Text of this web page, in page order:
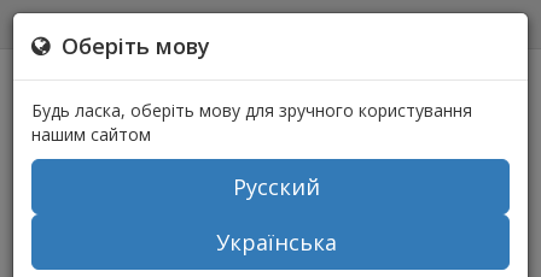
+38 (067) 541-64-04
+38 (073) 541-64-04
Оберіть мову
Будь ласка, оберіть мову для зручного користування
нашим сайтом
Русский
Українська